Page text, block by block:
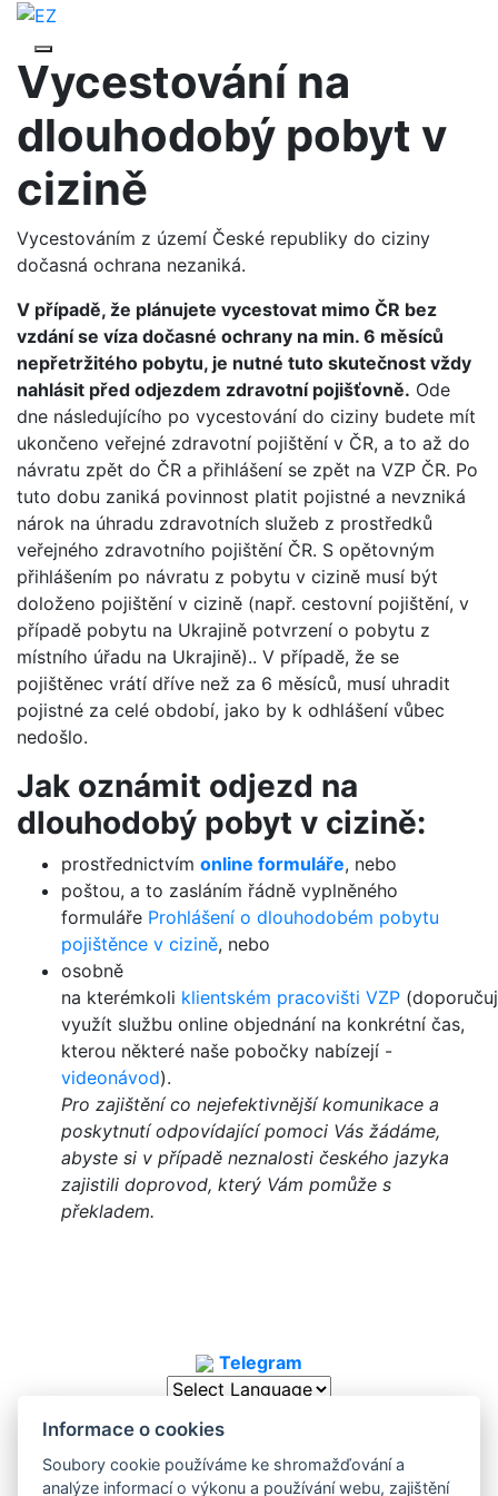
Vycestování na
dlouhodobý pobyt v
cizině
Vycestováním z území České republiky do ciziny
dočasná ochrana nezaniká.
V případě, že plánujete vycestovat mimo ČR bez
vzdání se víza dočasné ochrany na min. 6 měsíců
nepřetržitého pobytu, je nutné tuto skutečnost vždy
nahlásit před odjezdem zdravotní pojišťovně. Ode
dne následujícího po vycestování do ciziny budete mít
ukončeno veřejné zdravotní pojištění v ČR, a to až do
návratu zpět do ČR a přihlášení se zpět na VZP ČR. Po
tuto dobu zaniká povinnost platit pojistné a nevzniká
nárok na úhradu zdravotních služeb z prostředků
veřejného zdravotního pojištění ČR. S opětovným
přihlášením po návratu z pobytu v cizině musí být
doloženo pojištění v cizině (např. cestovní pojištění, v
případě pobytu na Ukrajině potvrzení o pobytu z
místního úřadu na Ukrajině).. V případě, že se
pojištěnec vrátí dříve než za 6 měsíců, musí uhradit
pojistné za celé období, jako by k odhlášení vůbec
nedošlo.
Jak oznámit odjezd na
dlouhodobý pobyt v cizině:
prostřednictvím online formuláře, nebo
poštou, a to zasláním řádně vyplněného
formuláře Prohlášení o dlouhodobém pobytu
pojištěnce v cizině, nebo
osobně
na kterémkoli klientském pracovišti VZP
využít službu online objednání na konkrétní čas,
kterou některé naše pobočky nabízejí -
videonávod).
Pro zajištění co nejefektivnější komunikace a
poskytnutí odpovídající pomoci Vás žádáme,
abyste si v případě neznalosti českého jazyka
zajistili doprovod, který Vám pomůže s
překladem.
Telegram
Copyright © 2025. All Rights
Reserved|Cookies
Informace o cookies
Soubory cookie používáme ke shromažďování a
analýze informací o výkonu a používání webu, zajištění